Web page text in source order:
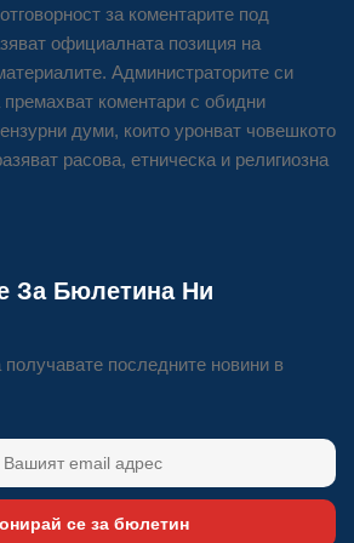
за коментарите под
официалната позиция на
Администраторите си
премахват коментари с обидни
думи, които уронват човешкото
расова, етническа и религиозна
За Бюлетина Ни
последните новини в
се за бюлетин